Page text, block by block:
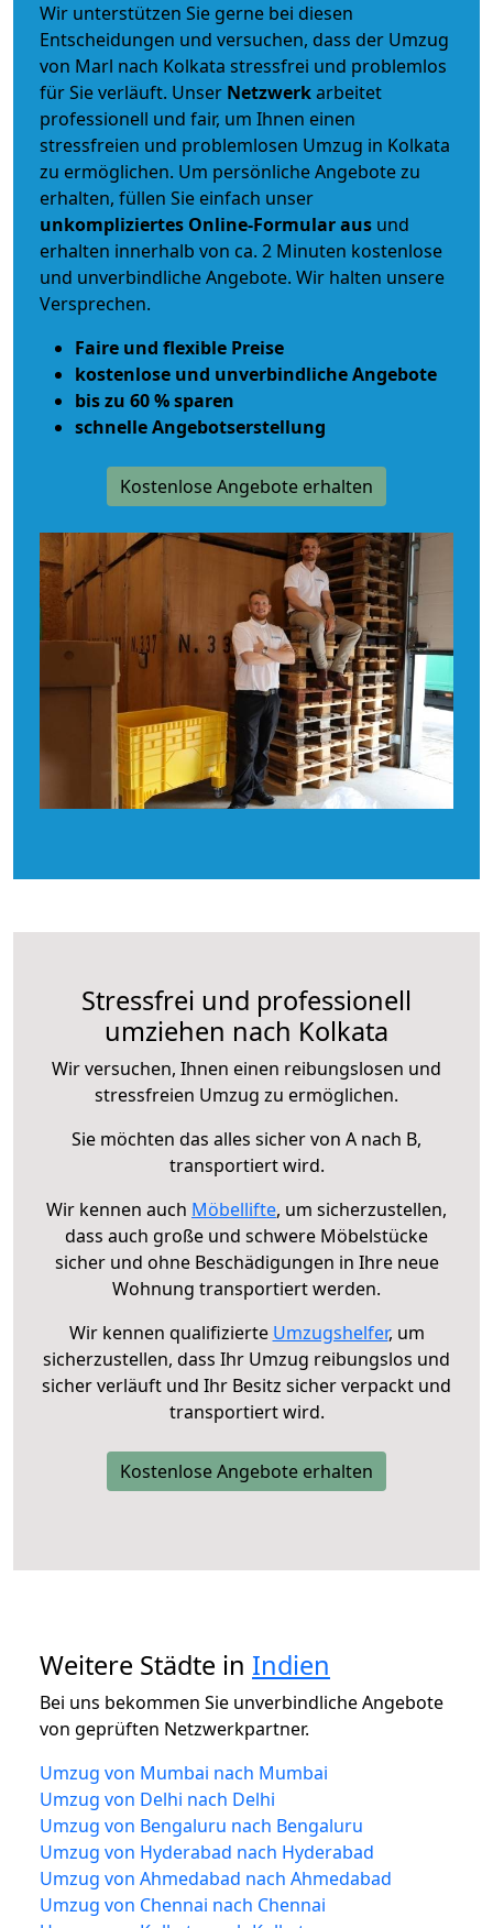
Wir unterstützen Sie gerne bei diesen
Entscheidungen und versuchen, dass der Umzug
von Marl nach Kolkata stressfrei und problemlos
für Sie verläuft. Unser Netzwerkarbeitet
professionell und fair, um Ihnen einen
stressfreien und problemlosen Umzug in Kolkata
zu ermöglichen. Um persönliche Angebote zu
erhalten, füllen Sie einfach unser
unkompliziertes Online-Formular aus und
erhalten innerhalb von ca. 2 Minuten kostenlose
und unverbindliche Angebote. Wir halten unsere
Versprechen.
Faire und flexible Preise
kostenlose und unverbindliche Angebote
bis zu 60 % sparen
schnelle Angebotserstellung
Kostenlose Angebote erhalten
Stressfrei und professionell
umziehen nach Kolkata
Wir versuchen, Ihnen einen reibungslosen und
stressfreien Umzug zu ermöglichen.
Sie möchten das alles sicher von A nach B,
transportiert wird.
Wir kennen auch Möbellifte, um sicherzustellen,
dass auch große und schwere Möbelstücke
sicher und ohne Beschädigungen in Ihre neue
Wohnung transportiert werden.
Wir kennen qualifizierte Umzugshelfer, um
sicherzustellen, dass Ihr Umzug reibungslos und
sicher verläuft und Ihr Besitz sicher verpackt und
transportiert wird.
Kostenlose Angebote erhalten
Weitere Städte in Indien
Bei uns bekommen Sie unverbindliche Angebote
von geprüften Netzwerkpartner.
Umzug von Mumbai nach Mumbai
Umzug von Delhi nach Delhi
Umzug von Bengaluru nach Bengaluru
Umzug von Hyderabad nach Hyderabad
Umzug von Ahmedabad nach Ahmedabad
Umzug von Chennai nach Chennai